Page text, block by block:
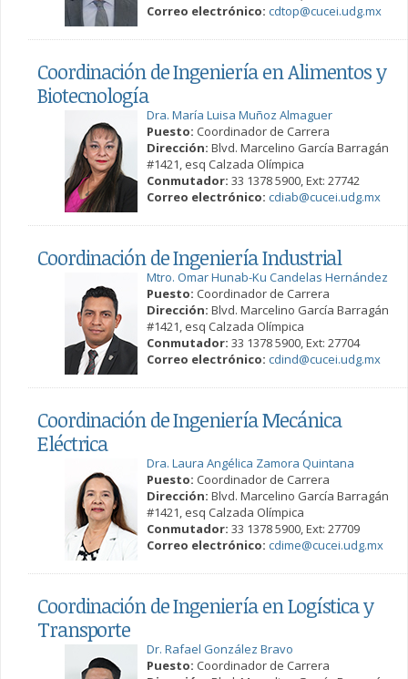
Correo electrónico: cdtop@cucei.udg.mx
Coordinación de Ingeniería en Alimentos y
Biotecnología
Dra. María Luisa Muñoz Almaguer
Puesto: Coordinador de Carrera
Dirección: Blvd. Marcelino García Barragán
#1421, esq Calzada Olímpica
Conmutador: 33 1378 5900, Ext: 27742
Correo electrónico: cdiab@cucei.udg.mx
Coordinación de Ingeniería Industrial
Mtro. Omar Hunab-Ku Candelas Hernández
Puesto: Coordinador de Carrera
Dirección: Blvd. Marcelino García Barragán
#1421, esq Calzada Olímpica
Conmutador: 33 1378 5900, Ext: 27704
Correo electrónico: cdind@cucei.udg.mx
Coordinación de Ingeniería Mecánica
Eléctrica
Dra. Laura Angélica Zamora Quintana
Puesto: Coordinador de Carrera
Dirección: Blvd. Marcelino García Barragán
#1421, esq Calzada Olímpica
Conmutador: 33 1378 5900, Ext: 27709
Correo electrónico: cdime@cucei.udg.mx
Coordinación de Ingeniería en Logística y
Transporte
Dr. Rafael González Bravo
Puesto: Coordinador de Carrera